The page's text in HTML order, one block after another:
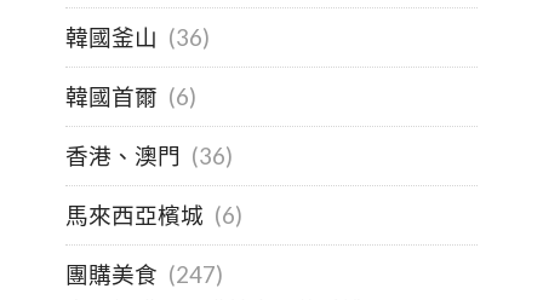
韓國釜山 (36)
韓國首爾 (6)
香港、澳門 (36)
馬來西亞檳城 (6)
團購美食 (247)